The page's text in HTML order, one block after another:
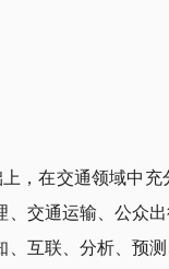
，在交通领域中
、交通运输、公众
互联、分析、预